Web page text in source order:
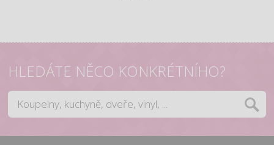
HLEDÁTE NĚCO KONKRÉTNÍHO?